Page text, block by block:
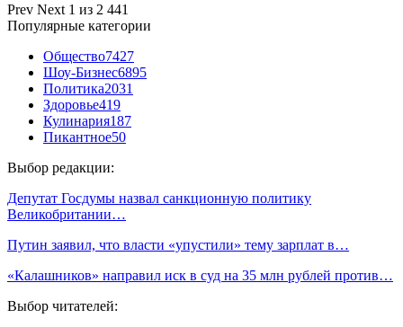
Prev Next 1 из 2 441
Популярные категории
Общество7427
Шоу-Бизнес6895
Политика2031
Здоровье419
Кулинария187
Пикантное50
Выбор редакции:
Депутат Госдумы назвал санкционную политику
Великобритании…
Путин заявил, что власти «упустили» тему зарплат в…
«Калашников» направил иск в суд на 35 млн рублей против…
Выбор читателей: